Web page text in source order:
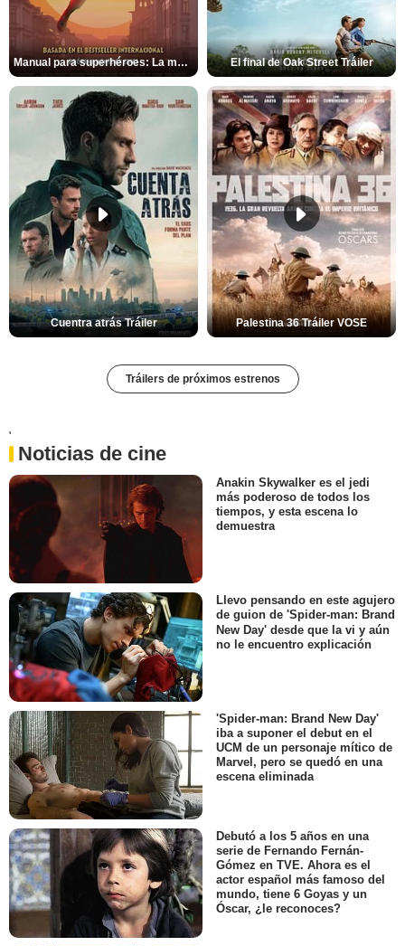
Manual para superhéroes: La máscara roja Tráiler El final de Oak Street Tráiler
Cuentra atrás Tráiler Palestina 36 Tráiler VOSE
Tráilers de próximos estrenos
'
Noticias de cine
Anakin Skywalker es el jedi
más poderoso de todos los
tiempos, y esta escena lo
demuestra
Llevo pensando en este agujero
de guion de 'Spider-man: Brand
New Day' desde que la vi y aún
no le encuentro explicación
'Spider-man: Brand New Day'
iba a suponer el debut en el
UCM de un personaje mítico de
Marvel, pero se quedó en una
escena eliminada
Debutó a los 5 años en una
serie de Fernando Fernán-
Gómez en TVE. Ahora es el
actor español más famoso del
mundo, tiene 6 Goyas y un
Óscar, ¿le reconoces?